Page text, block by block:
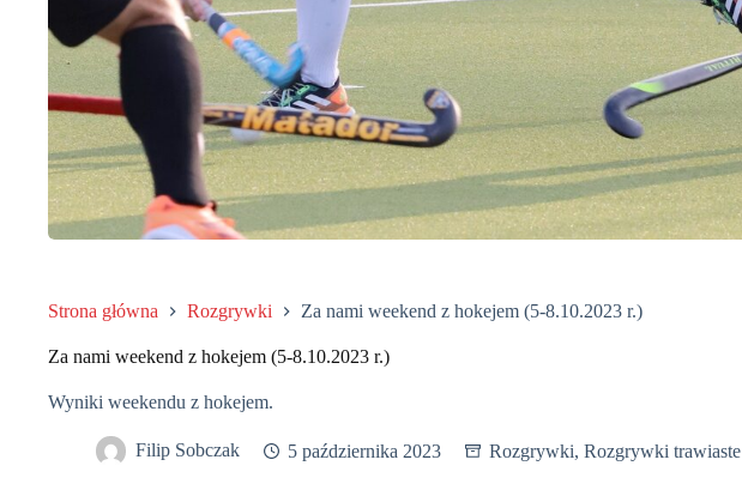
Strona główna Rozgrywki Za nami weekend z hokejem (5-8.10.2023 r.)
Za nami weekend z hokejem (5-8.10.2023 r.)
Wyniki weekendu z hokejem.
Filip Sobczak 5 października 2023 Rozgrywki, Rozgrywki trawiaste